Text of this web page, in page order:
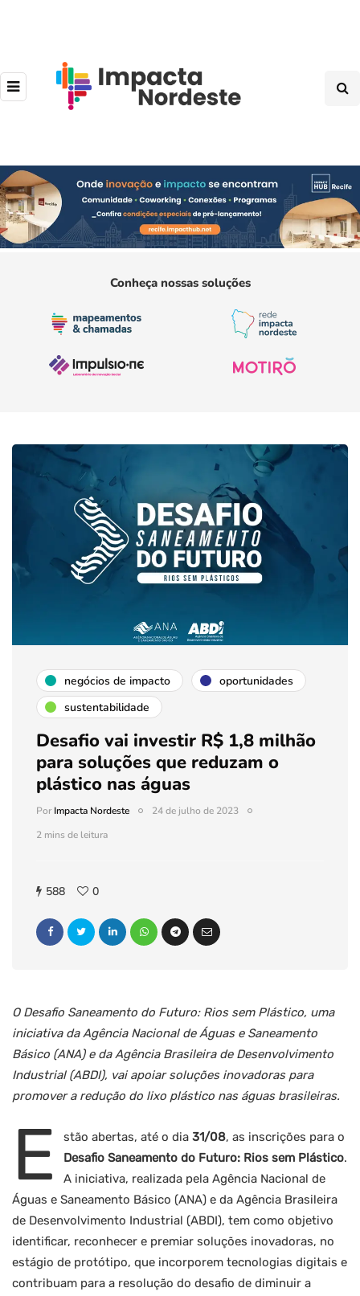
Conheça nossas soluções
negócios de impacto
oportunidades
sustentabilidade
Desafio vai investir R$ 1,8 milhão
para soluções que reduzam o
plástico nas águas
PorImpacta Nordeste
24 de julho de 2023
2 mins de leitura
588 0
O Desafio Saneamento do Futuro: Rios sem Plástico, uma
iniciativa da Agência Nacional de Águas e Saneamento
Básico (ANA) e da Agência Brasileira de Desenvolvimento
Industrial (ABDI), vai apoiar soluções inovadoras para
promover a redução do lixo plástico nas águas brasileiras.
E stão abertas, até o dia 31/08, as inscrições para o
Desafio Saneamento do Futuro: Rios sem Plástico.
A iniciativa, realizada pela Agência Nacional de
Águas e Saneamento Básico (ANA) e da Agência Brasileira
de Desenvolvimento Industrial (ABDI), tem como objetivo
identificar, reconhecer e premiar soluções inovadoras, no
estágio de protótipo, que incorporem tecnologias digitais e
contribuam para a resolução do desafio de diminuir a